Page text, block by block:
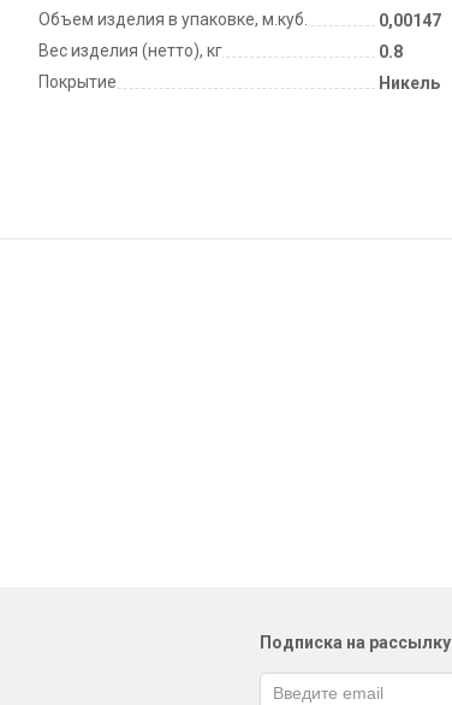
Объем изделия в упаковке, м.куб.
0,00147
Вес изделия (нетто), кг
0.8
Покрытие
Никель
Подписка на рассылку